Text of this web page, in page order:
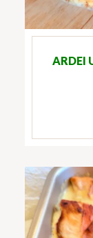
ARDEI